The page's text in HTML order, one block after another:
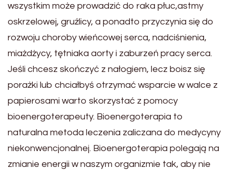
wszystkim może prowadzić do raka płuc,astmy
oskrzelowej, gruźlicy, a ponadto przyczynia się do
rozwoju choroby wieńcowej serca, nadciśnienia,
miażdżycy, tętniaka aorty i zaburzeń pracy serca.
Jeśli chcesz skończyć z nałogiem, lecz boisz się
porażki lub chciałbyś otrzymać wsparcie w walce z
papierosami warto skorzystać z pomocy
bioenergoterapeuty. Bioenergoterapia to
naturalna metoda leczenia zaliczana do medycyny
niekonwencjonalnej. Bioenergoterapia polegają na
zmianie energii w naszym organizmie tak, aby nie